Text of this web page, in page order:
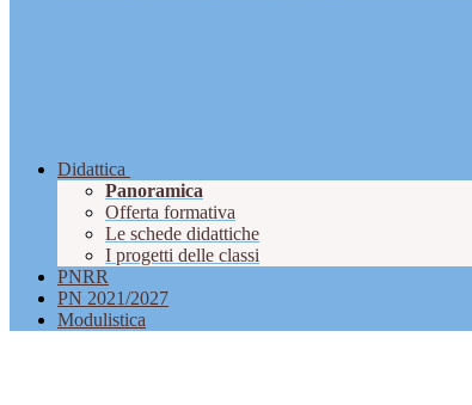
Didattica
Panoramica
Offerta formativa
Le schede didattiche
I progetti delle classi
PNRR
PN 2021/2027
Modulistica